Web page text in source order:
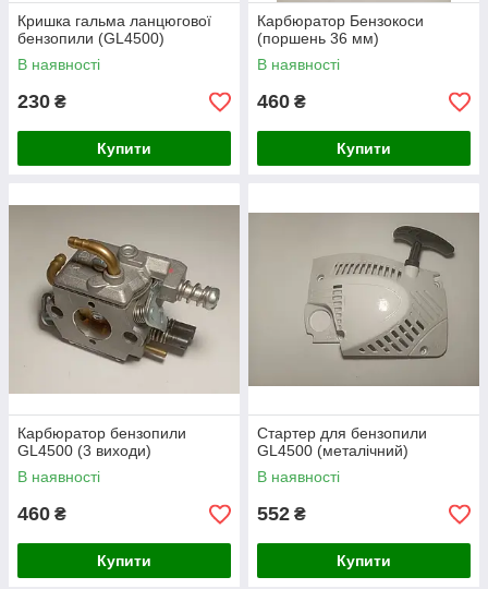
Кришка гальма ланцюгової
бензопили (GL4500)
В наявності
230 ₴
Купити
Карбюратор Бензокоси
(поршень 36 мм)
В наявності
460 ₴
Купити
Карбюратор бензопили
GL4500 (3 виходи)
В наявності
460 ₴
Купити
Стартер для бензопили
GL4500 (металічний)
В наявності
552 ₴
Купити